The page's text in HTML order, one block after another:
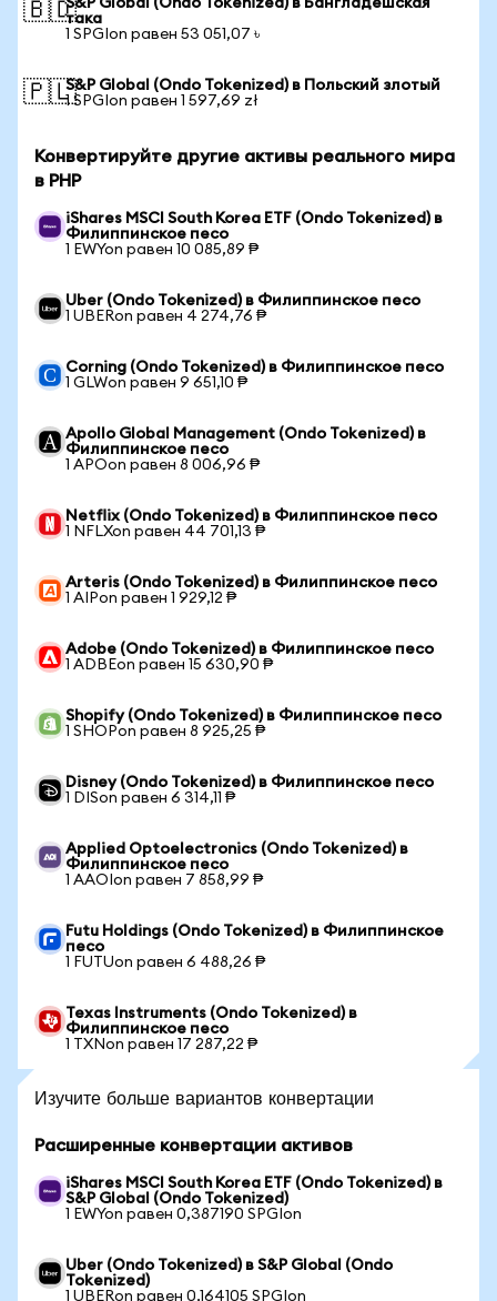
🇧🇩S&P Global (Ondo Tokenized) в Бангладешская
така
1 SPGIon равен 53 051,07 ৳
🇵🇱S&P Global (Ondo Tokenized) в Польский злотый
1 SPGIon равен 1 597,69 zł
Конвертируйте другие активы реального мира
в PHP
iShares MSCI South Korea ETF (Ondo Tokenized) в
Филиппинское песо
1 EWYon равен 10 085,89 ₱
Uber (Ondo Tokenized) в Филиппинское песо
1 UBERon равен 4 274,76 ₱
Corning (Ondo Tokenized) в Филиппинское песо
1 GLWon равен 9 651,10 ₱
Apollo Global Management (Ondo Tokenized) в
Филиппинское песо
1 APOon равен 8 006,96 ₱
Netflix (Ondo Tokenized) в Филиппинское песо
1 NFLXon равен 44 701,13 ₱
Arteris (Ondo Tokenized) в Филиппинское песо
1 AIPon равен 1 929,12 ₱
Adobe (Ondo Tokenized) в Филиппинское песо
1 ADBEon равен 15 630,90 ₱
Shopify (Ondo Tokenized) в Филиппинское песо
1 SHOPon равен 8 925,25 ₱
Disney (Ondo Tokenized) в Филиппинское песо
1 DISon равен 6 314,11 ₱
Applied Optoelectronics (Ondo Tokenized) в
Филиппинское песо
1 AAOIon равен 7 858,99 ₱
Futu Holdings (Ondo Tokenized) в Филиппинское
песо
1 FUTUon равен 6 488,26 ₱
Texas Instruments (Ondo Tokenized) в
Филиппинское песо
1 TXNon равен 17 287,22 ₱
Изучите больше вариантов конвертации
Расширенные конвертации активов
iShares MSCI South Korea ETF (Ondo Tokenized) в
S&P Global (Ondo Tokenized)
1 EWYon равен 0,387190 SPGIon
Uber (Ondo Tokenized) в S&P Global (Ondo
Tokenized)
1 UBERon равен 0,164105 SPGIon